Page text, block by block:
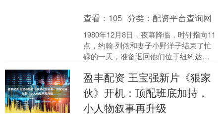
查看： 105 分类：配资平台查询网
1980年12月8日，夜幕降临，时针指向11
点，约翰·列侬和妻子小野洋子结束了忙
碌的一天，准备返回他们位于纽约达科
一名情绪激动....
盈丰配资 王宝强新片《狠家
伙》开机：顶配班底加持，
小人物叙事再升级